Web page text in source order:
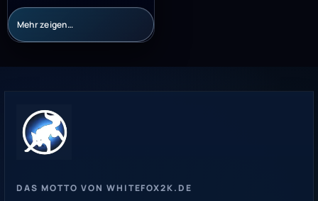
Mehr zeigen…
DAS MOTTO VON WHITEFOX2K.DE